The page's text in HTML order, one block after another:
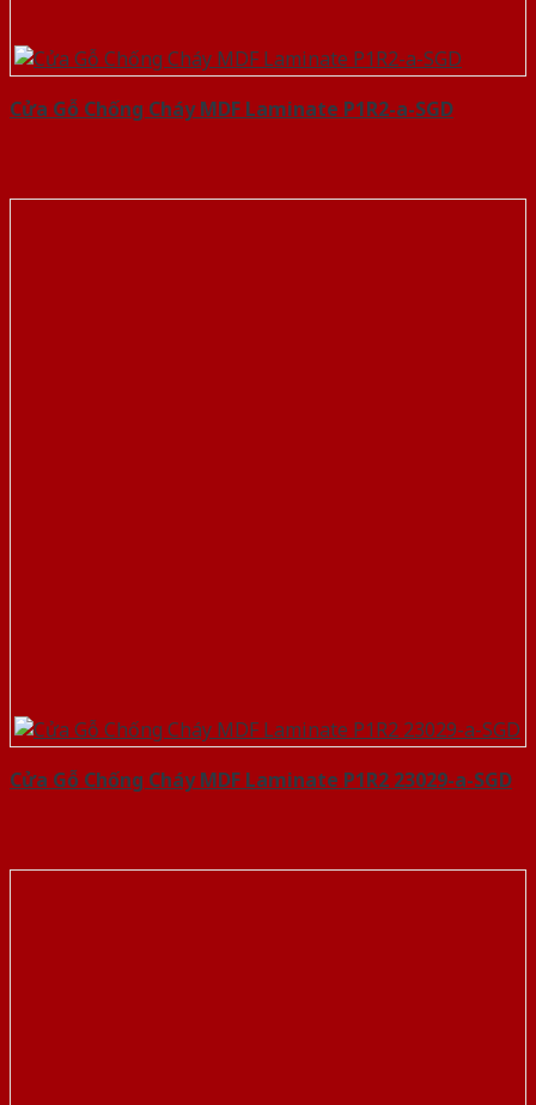
Cửa Gỗ Chống Cháy MDF Laminate P1R2-a-SGD
Cửa Gỗ Chống Cháy MDF Laminate P1R2 23029-a-SGD